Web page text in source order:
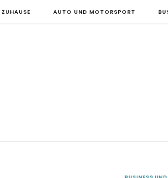
ZUHAUSE AUTO UND MOTORSPORT